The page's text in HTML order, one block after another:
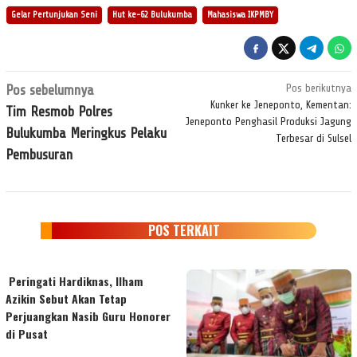
Gelar Pertunjukan Seni Hut ke-62 Bulukumba Mahasiswa IKPMBY
Navigasi
pos
Pos sebelumnya
Tim Resmob Polres
Bulukumba Meringkus Pelaku
Pembusuran
Pos berikutnya
Kunker ke Jeneponto, Kementan:
Jeneponto Penghasil Produksi Jagung
Terbesar di Sulsel
POS TERKAIT
Peringati Hardiknas, Ilham
Azikin Sebut Akan Tetap
Perjuangkan Nasib Guru Honorer
di Pusat